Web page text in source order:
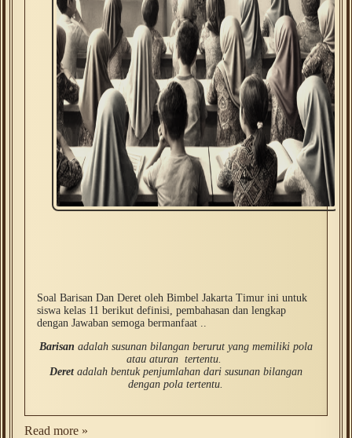
Soal Barisan Dan Deret oleh Bimbel Jakarta Timur ini untuk
siswa kelas 11 berikut definisi, pembahasan dan lengkap
dengan Jawaban semoga bermanfaat ..
Barisan adalah susunan bilangan berurut yang memiliki pola
atau aturan tertentu.
Deret adalah bentuk penjumlahan dari susunan bilangan
dengan pola tertentu.
Read more »